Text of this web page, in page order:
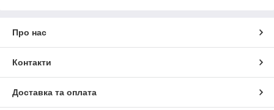
Про нас
Контакти
Доставка та оплата